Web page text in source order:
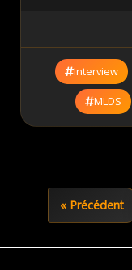
Interview
MLDS
« Précédent